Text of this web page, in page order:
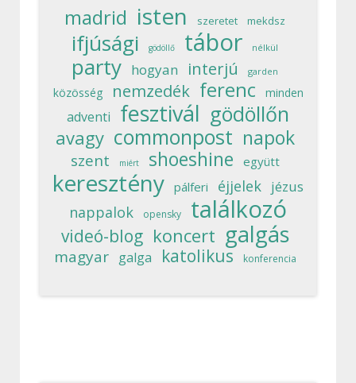
madrid isten szeretet mekdsz
ifjúsági gödöllő tábor nélkül
party hogyan interjú garden
közösség nemzedék ferenc minden
adventi fesztivál gödöllőn
avagy commonpost napok
szent miért shoeshine együtt
keresztény pálferi éjjelek jézus
nappalok opensky találkozó
videó-blog koncert galgás
magyar galga katolikus konferencia